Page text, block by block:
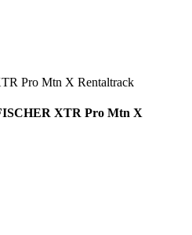
XTR Pro Mtn X